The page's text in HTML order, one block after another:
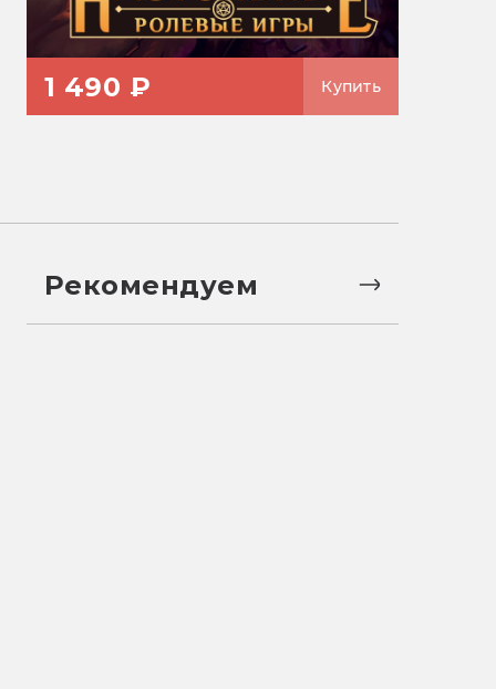
1 490 ₽ Купить
Рекомендуем